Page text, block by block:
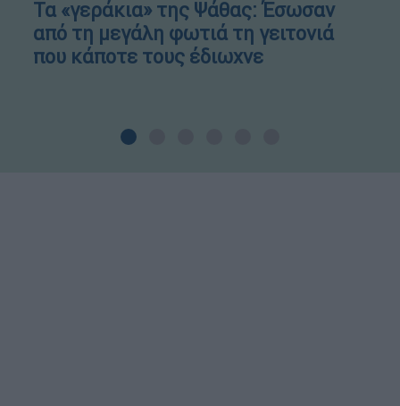
Τα «γεράκια» της Ψάθας: Έσωσαν
από τη μεγάλη φωτιά τη γειτονιά
που κάποτε τους έδιωχνε